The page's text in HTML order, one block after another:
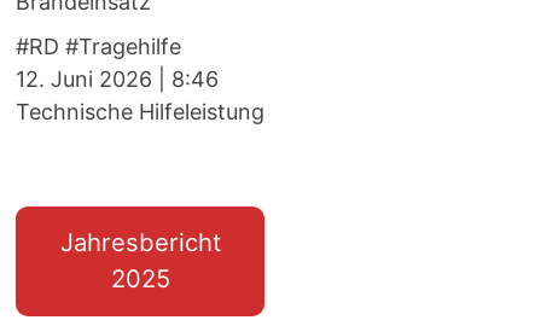
#RD #Tragehilfe
12. Juni 2026
8:46
Technische Hilfeleistung
Jahresbericht
2025